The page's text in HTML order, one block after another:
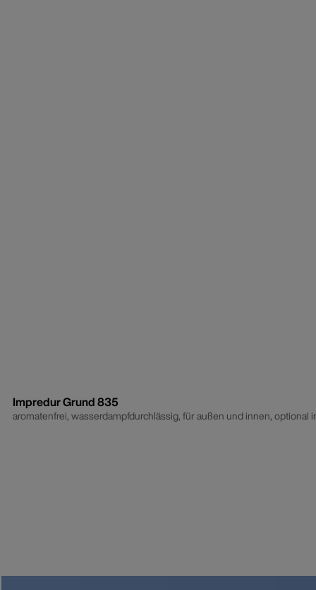
Impredur Grund 835
aromatenfrei, wasserdampfdurchlässig, für außen und innen,